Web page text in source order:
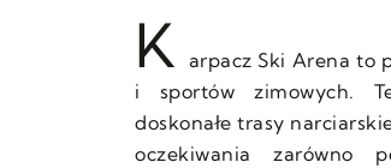
K arpacz Ski Arena to
i sportów zimowych.
doskonałe trasy
oczekiwania zarówno